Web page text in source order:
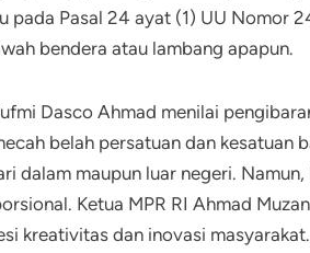
pada Pasal 24 ayat (1) UU Nomor
bendera atau lambang apapun.
Dasco Ahmad menilai
belah persatuan dan kesatuan
dalam maupun luar negeri.
Ketua MPR RI Ahmad
kreativitas dan inovasi